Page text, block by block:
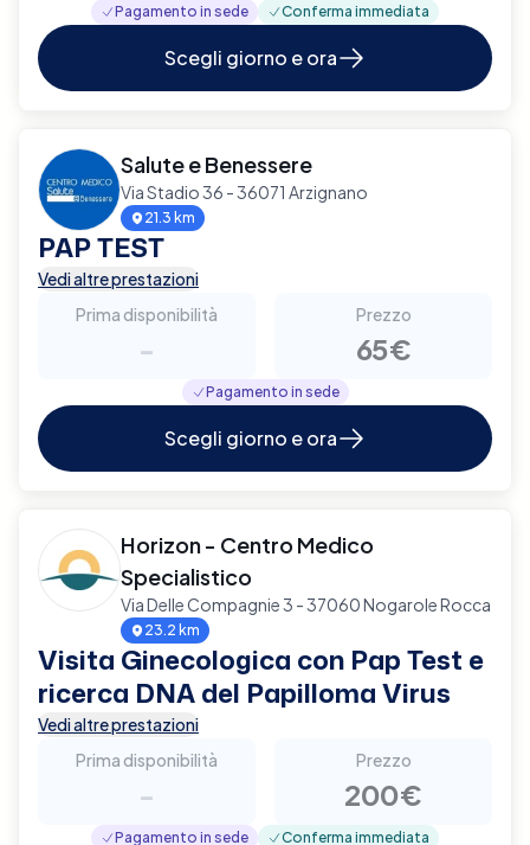
Pagamento in sede Conferma immediata
Scegli giorno e ora
Salute e Benessere
Via Stadio 36 - 36071 Arzignano
21.3 km
PAP TEST
Vedi altre prestazioni
Prima disponibilità
-
Prezzo
65€
Pagamento in sede
Scegli giorno e ora
Horizon - Centro Medico
Specialistico
Via Delle Compagnie 3 - 37060 Nogarole Rocca
23.2 km
Visita Ginecologica con Pap Test e
ricerca DNA del Papilloma Virus
Vedi altre prestazioni
Prima disponibilità
-
Prezzo
200€
Pagamento in sede Conferma immediata